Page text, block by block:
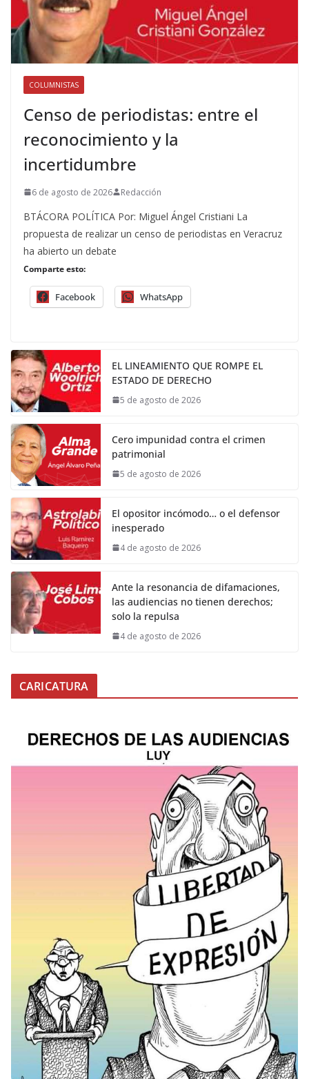
COLUMNISTAS
Censo de periodistas: entre el
reconocimiento y la
incertidumbre
6 de agosto de 2026 Redacción
BTÁCORA POLÍTICA Por: Miguel Ángel Cristiani La
propuesta de realizar un censo de periodistas en Veracruz
ha abierto un debate
Comparte esto:
Facebook WhatsApp
EL LINEAMIENTO QUE ROMPE EL
ESTADO DE DERECHO
5 de agosto de 2026
Cero impunidad contra el crimen
patrimonial
5 de agosto de 2026
El opositor incómodo… o el defensor
inesperado
4 de agosto de 2026
Ante la resonancia de difamaciones,
las audiencias no tienen derechos;
solo la repulsa
4 de agosto de 2026
CARICATURA